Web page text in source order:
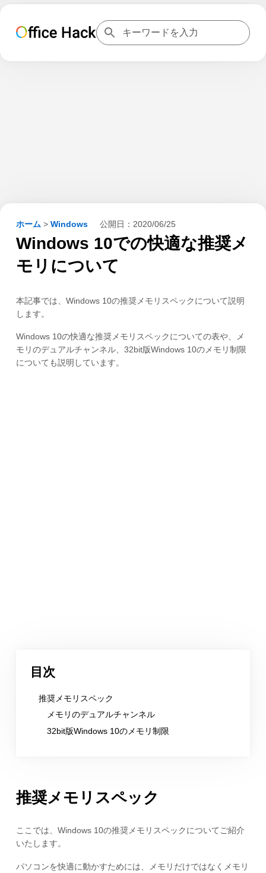
ホーム > Windows 公開日： 2020/06/25
Windows 10での快適な推奨メ
モリについて
本記事では、Windows 10の推奨メモリスペックについて説明
します。
Windows 10の快適な推奨メモリスペックについての表や、メ
モリのデュアルチャンネル、32bit版Windows 10のメモリ制限
についても説明しています。
目次
推奨メモリスペック
メモリのデュアルチャンネル
32bit版Windows 10のメモリ制限
推奨メモリスペック
ここでは、Windows 10の推奨メモリスペックについてご紹介
いたします。
パソコンを快適に動かすためには、メモリだけではなくメモリ